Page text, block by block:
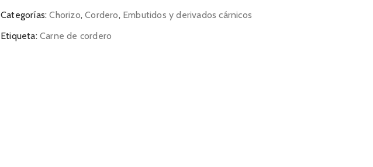
Categorías:Chorizo,Cordero, Embutidos y derivados cárnicos
Etiqueta: Carne de cordero